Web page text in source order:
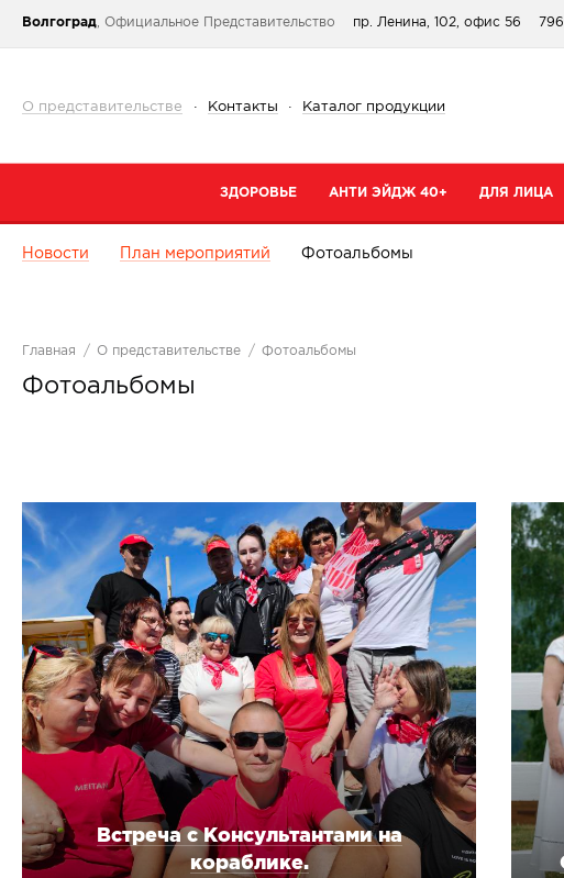
Волгоград , Официальное Представительство пр. Ленина, 102, офис 56
О представительстве · Контакты · Каталог продукции
ЗДОРОВЬЕ
Тонизирующие и общеукрепляющие
Коллаген
Для коррекции веса
Детокс и лимфодренаж
Для нервной системы
Для работы мозга и памяти
Активное долголетие
Для кожи, волос и ногтей
Для женского здоровья
Для мужского здоровья
Для детского здоровья
Для пищеварения и обмена веществ
При диабете
АНТИ ЭЙДЖ 40+ ДЛЯ ЛИЦА
Мужчинам
Сопутствующие товары
Все товары в категории
Новости План мероприятий Фотоальбомы
Главная О представительстве Фотоальбомы
Фотоальбомы
Встреча с Консультантами на
кораблике.